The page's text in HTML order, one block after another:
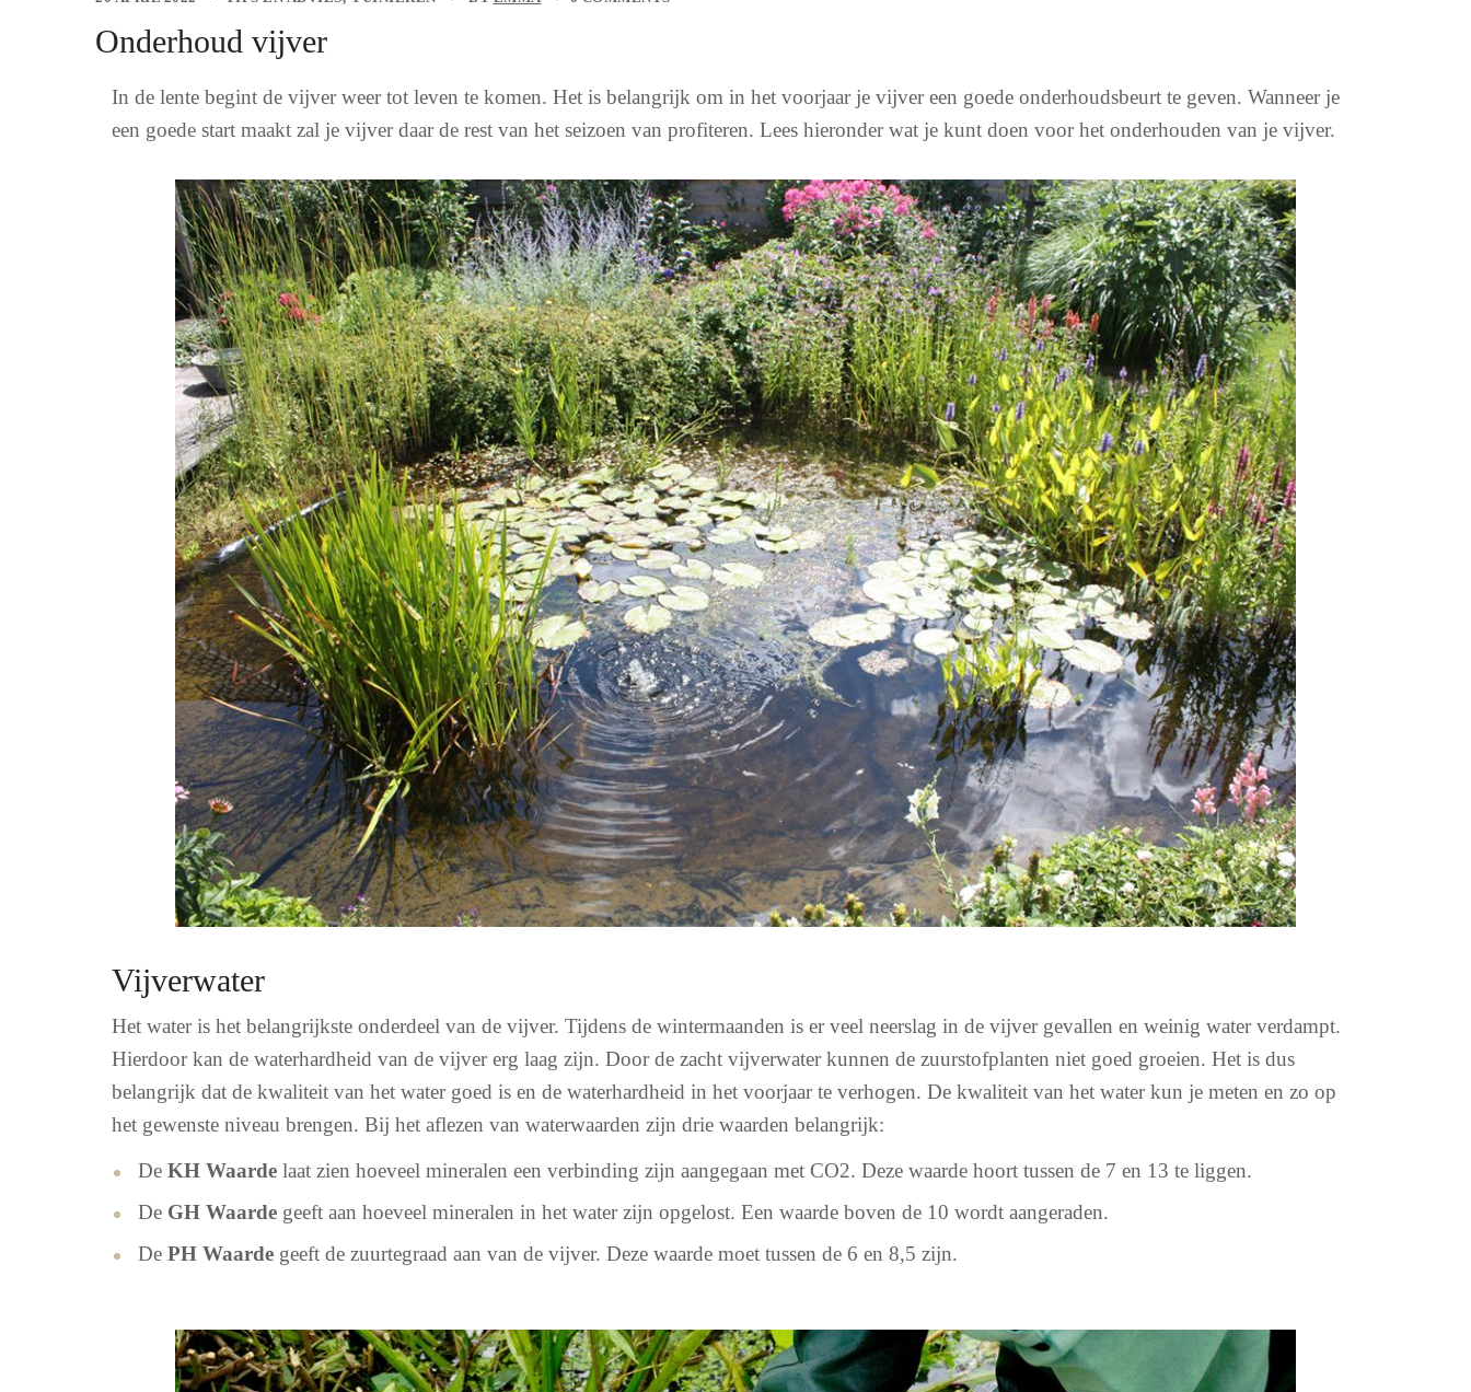
Onderhoud vijver
In de lente begint de vijver weer tot leven te komen. Het is belangrijk om in het voorjaar je vijver een goede onderhoudsbeurt te geven. Wanneer je
een goede start maakt zal je vijver daar de rest van het seizoen van profiteren. Lees hieronder wat je kunt doen voor het onderhouden van je vijver.
Vijverwater
Het water is het belangrijkste onderdeel van de vijver. Tijdens de wintermaanden is er veel neerslag in de vijver gevallen en weinig water verdampt.
Hierdoor kan de waterhardheid van de vijver erg laag zijn. Door de zacht vijverwater kunnen de zuurstofplanten niet goed groeien. Het is dus
belangrijk dat de kwaliteit van het water goed is en de waterhardheid in het voorjaar te verhogen. De kwaliteit van het water kun je meten en zo op
het gewenste niveau brengen. Bij het aflezen van waterwaarden zijn drie waarden belangrijk:
De KH Waarde laat zien hoeveel mineralen een verbinding zijn aangegaan met CO2. Deze waarde hoort tussen de 7 en 13 te liggen.
De GH Waarde geeft aan hoeveel mineralen in het water zijn opgelost. Een waarde boven de 10 wordt aangeraden.
De PH Waarde geeft de zuurtegraad aan van de vijver. Deze waarde moet tussen de 6 en 8,5 zijn.